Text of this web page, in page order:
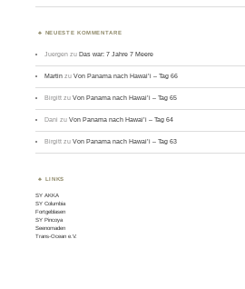
NEUESTE KOMMENTARE
Juergen zuDas war: 7 Jahre 7 Meere
Martin zuVon Panama nach Hawai’i – Tag 66
Birgitt zuVon Panama nach Hawai’i – Tag 65
Dani zuVon Panama nach Hawai’i – Tag 64
Birgitt zuVon Panama nach Hawai’i – Tag 63
LINKS
SY AKKA
SY Columbia
Fortgeblasen
SY Pincoya
Seenomaden
Trans-Ocean e.V.